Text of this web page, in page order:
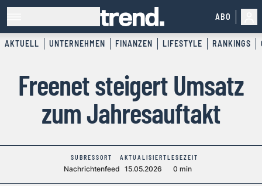
ABO
AKTUELL UNTERNEHMEN FINANZEN LIFESTYLE RANKINGS
Freenet steigert Umsatz
zum Jahresauftakt
SUBRESSORT
Nachrichtenfeed
AKTUALISIERT
15.05.2026
LESEZEIT
0 min